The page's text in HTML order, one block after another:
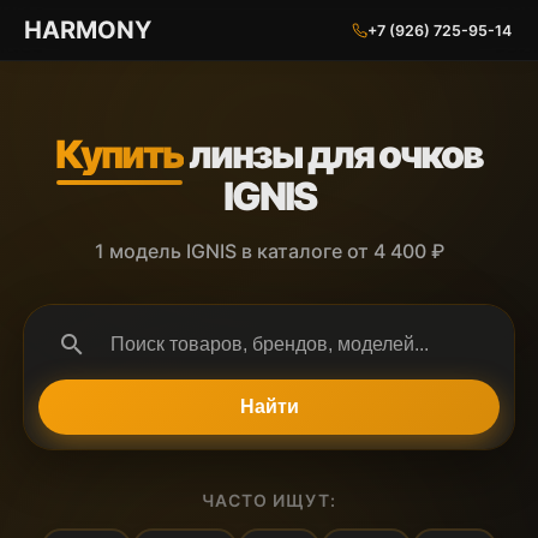
ГАРМОНИЯ ГЛАЗ
HARMONY +7 (926) 725-95-14
Купитьлинзы для очков
IGNIS
1 модель IGNIS в каталоге от 4 400 ₽
search
Найти
ЧАСТО ИЩУТ: